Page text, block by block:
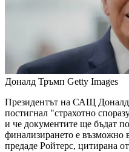
Доналд Тръмп Getty Images
Президентът на САЩ Доналд
постигнал "страхотно
и че документите ще бъдат
финализирането е възможно
предаде Ройтерс, цитирана